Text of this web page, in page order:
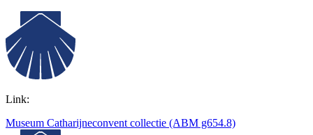
Link:
Museum Catharijneconvent collectie (ABM g654.8)